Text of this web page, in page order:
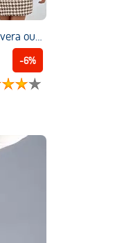
Mini saias femininas primavera outono 2022 novo mil padrão de pássaro casual feminino médio e curto a linha saia
-6%